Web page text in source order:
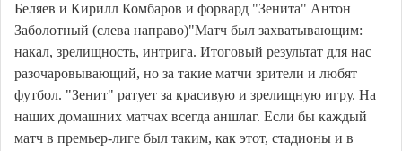
Беляев и Кирилл Комбаров и форвард "Зенита" Антон
Заболотный (слева направо)"Матч был захватывающим:
накал, зрелищность, интрига. Итоговый результат для нас
разочаровывающий, но за такие матчи зрители и любят
футбол. "Зенит" ратует за красивую и зрелищную игру. На
наших домашних матчах всегда аншлаг. Если бы каждый
матч в премьер-лиге был таким, как этот, стадионы и в